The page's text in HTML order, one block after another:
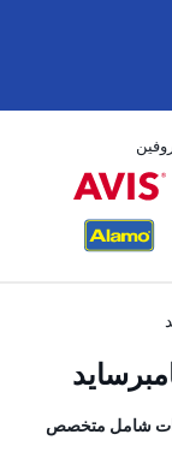
شامل متخصص